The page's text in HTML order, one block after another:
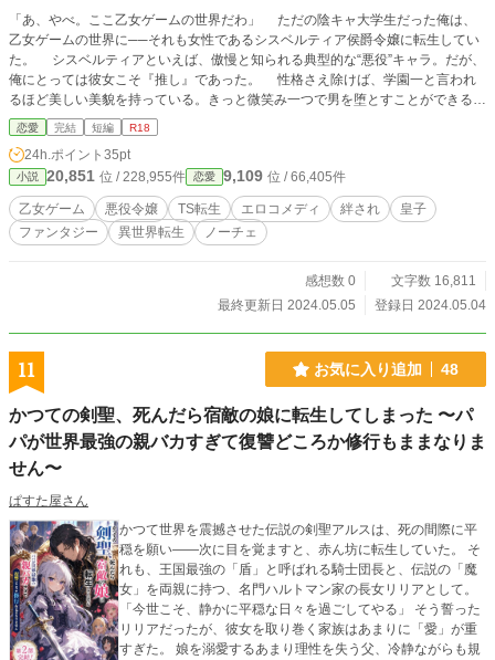
「あ、やべ。ここ乙女ゲームの世界だわ」 ただの陰キャ大学生だった俺は、
乙女ゲームの世界に──それも女性であるシスベルティア侯爵令嬢に転生してい
た。 シスベルティアといえば、傲慢と知られる典型的な“悪役”キャラ。だが、
俺にとっては彼女こそ『推し』であった。 性格さえ除けば、学園一と言われ
るほど美しい美貌を持っている。きっと微笑み一つで男を堕とすことができるだ
ろう。 「男に目をつけられるなんてありえねぇ……！」 これは、男に嫌われ
ようとする『俺』の物語……のはずだったが、あの手この手で男に目をつけられ
ないようにあがいたものの、攻略対象の皇子に目をつけられて美味しくいただか
れる話。 ※R１８です。 ※さらっとさくっとを目指して。 ※恋愛成分は薄いで
す。 ※エロコメディとしてお楽しみください。 ※体は女ですが心は男のTS主人
公です
恋愛 完結 短編 R18
24h.ポイント 35pt
小説 20,851 位 / 228,955件 恋愛 9,109 位 / 66,405件
乙女ゲーム 悪役令嬢 TS転生 エロコメディ 絆され
皇子
ファンタジー
異世界転生 ノーチェ
感想数 0
文字数 16,811
最終更新日 2024.05.05
登録日 2024.05.04
11 お気に入り追加 48
かつての剣聖、死んだら宿敵の娘に転生してしまった 〜パ
パが世界最強の親バカすぎて復讐どころか修行もままなりま
せん〜
ぱすた屋さん
かつて世界を震撼させた伝説の剣聖アルスは、死の間際に平
穏を願い――次に目を覚ますと、赤ん坊に転生していた。 そ
れも、王国最強の「盾」と呼ばれる騎士団長と、伝説の「魔
女」を両親に持つ、名門ハルトマン家の長女リリアとして。
「今世こそ、静かに平穏な日々を過ごしてやる」 そう誓った
リリアだったが、彼女を取り巻く家族はあまりに「愛」が重
すぎた。 娘を溺愛するあまり理性を失う父、冷静ながらも規